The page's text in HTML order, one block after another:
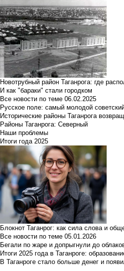
Новотрубный район Таганрога: где
И как "бараки" стали городком
Все новости по теме 06.02.2025
Русское поле: самый молодой
Исторические районы Таганрога
Районы Таганрога: Северный
Наши проблемы
Итоги года 2025
Блокнот Таганрог: как сила слова и
Все новости по теме 05.01.2026
Бегали по жаре и допрыгнули до
Итоги 2025 года в Таганроге:
В Таганроге стало больше денег и